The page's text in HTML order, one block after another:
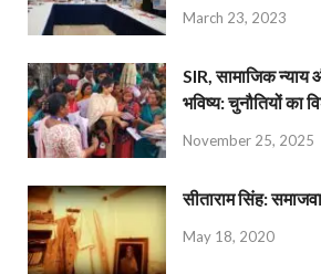
March 23, 2023
SIR, सामाजिक न्याय
भविष्य: चुनौतियों का
November 25, 2025
सीताराम सिंह:
May 18, 2020